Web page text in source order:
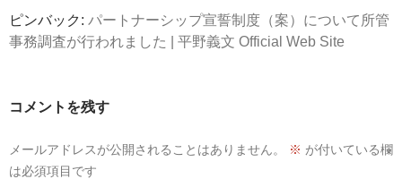
ピンバック: パートナーシップ宣誓制度（案）について所管
事務調査が行われました | 平野義文 Official Web Site
コメントを残す
メールアドレスが公開されることはありません。 ※ が付いている欄
は必須項目です